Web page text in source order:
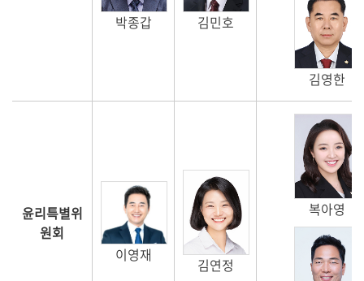
박종갑
김민호
김영한
윤리특별위
원회
이영재
김연정
복아영